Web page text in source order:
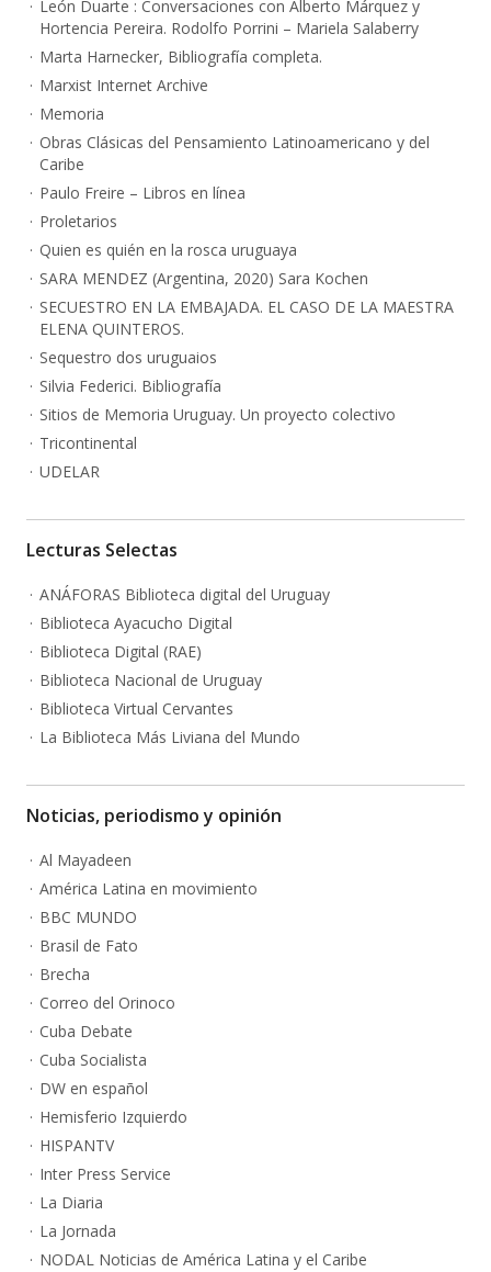
León Duarte : Conversaciones con Alberto Márquez y
Hortencia Pereira. Rodolfo Porrini – Mariela Salaberry
Marta Harnecker, Bibliografía completa.
Marxist Internet Archive
Memoria
Obras Clásicas del Pensamiento Latinoamericano y del
Caribe
Paulo Freire – Libros en línea
Proletarios
Quien es quién en la rosca uruguaya
SARA MENDEZ (Argentina, 2020) Sara Kochen
SECUESTRO EN LA EMBAJADA. EL CASO DE LA MAESTRA
ELENA QUINTEROS.
Sequestro dos uruguaios
Silvia Federici. Bibliografía
Sitios de Memoria Uruguay. Un proyecto colectivo
Tricontinental
UDELAR
Lecturas Selectas
ANÁFORAS Biblioteca digital del Uruguay
Biblioteca Ayacucho Digital
Biblioteca Digital (RAE)
Biblioteca Nacional de Uruguay
Biblioteca Virtual Cervantes
La Biblioteca Más Liviana del Mundo
Noticias, periodismo y opinión
Al Mayadeen
América Latina en movimiento
BBC MUNDO
Brasil de Fato
Brecha
Correo del Orinoco
Cuba Debate
Cuba Socialista
DW en español
Hemisferio Izquierdo
HISPANTV
Inter Press Service
La Diaria
La Jornada
NODAL Noticias de América Latina y el Caribe